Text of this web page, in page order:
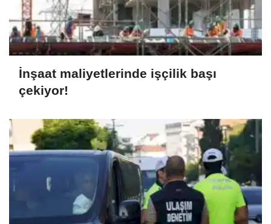
İnşaat maliyetlerinde işçilik başı
çekiyor!